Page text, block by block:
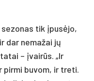
sezonas tik įpusėjo,
dar nemažai jų
– įvairūs. „Ir
pirmi buvom, ir treti.